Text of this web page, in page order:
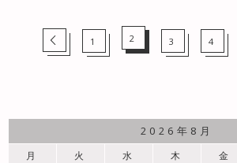
1 2 3 4
2026年8月
月 火 水 木 金